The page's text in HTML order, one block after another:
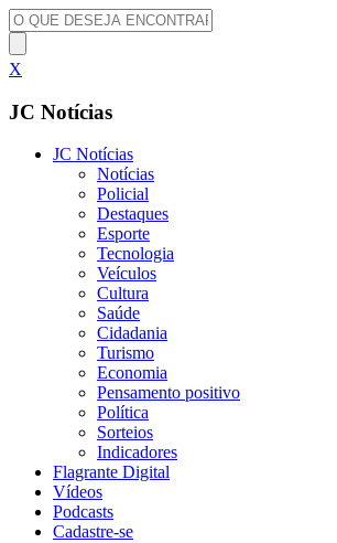
X
JC Notícias
JC Notícias
Notícias
Policial
Destaques
Esporte
Tecnologia
Veículos
Cultura
Saúde
Cidadania
Turismo
Economia
Pensamento positivo
Política
Sorteios
Indicadores
Flagrante Digital
Vídeos
Podcasts
Cadastre-se